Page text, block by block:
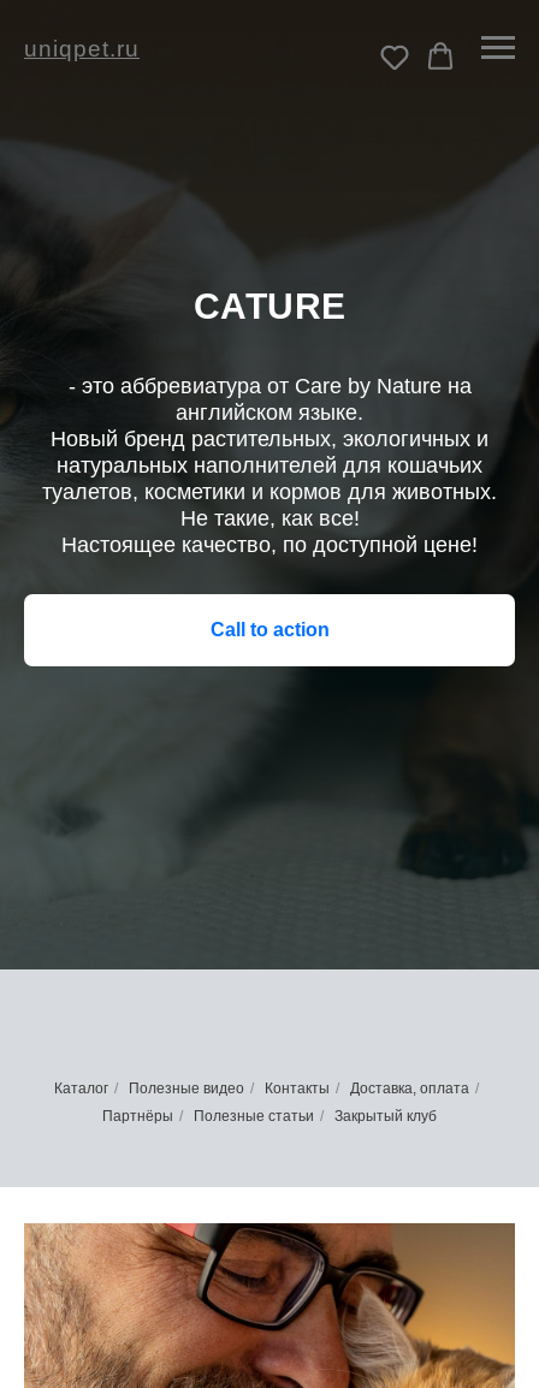
uniqpet.ru
CATURE
- это аббревиатура от Care by Nature на
английском языке.
Новый бренд растительных, экологичных и
натуральных наполнителей для кошачьих
туалетов, косметики и кормов для животных.
Не такие, как все!
Настоящее качество, по доступной цене!
Call to action
Каталог / Полезные видео / Контакты / Доставка, оплата /
Партнёры / Полезные статьи / Закрытый клуб